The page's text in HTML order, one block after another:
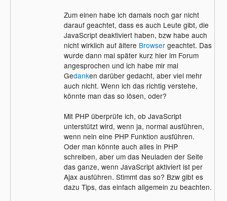
Zum einen habe ich damals noch gar nicht
darauf geachtet, dass es auch Leute gibt, die
JavaScript deaktiviert haben, bzw habe auch
nicht wirklich auf ältere Browsergeachtet. Das
wurde dann mal später kurz hier im Forum
angesprochen und ich habe mir mal
Gedanken darüber gedacht, aber viel mehr
auch nicht. Wenn ich das richtig verstehe,
könnte man das so lösen, oder?
Mit PHP überprüfe ich, ob JavaScript
unterstützt wird, wenn ja, normal ausführen,
wenn nein eine PHP Funktion ausführen.
Oder man könnte auch alles in PHP
schreiben, aber um das Neuladen der Seite
das ganze, wenn JavaScript aktiviert ist per
Ajax ausführen. Stimmt das so? Bzw gibt es
dazu Tips, das einfach allgemein zu beachten.